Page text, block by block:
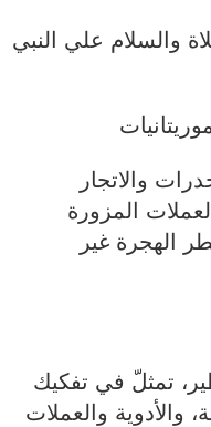
والسلام علي النبي
والاتجار
المزورة
الهجرة غير
تمثلّ في تفكيك
والأدوية والعملات